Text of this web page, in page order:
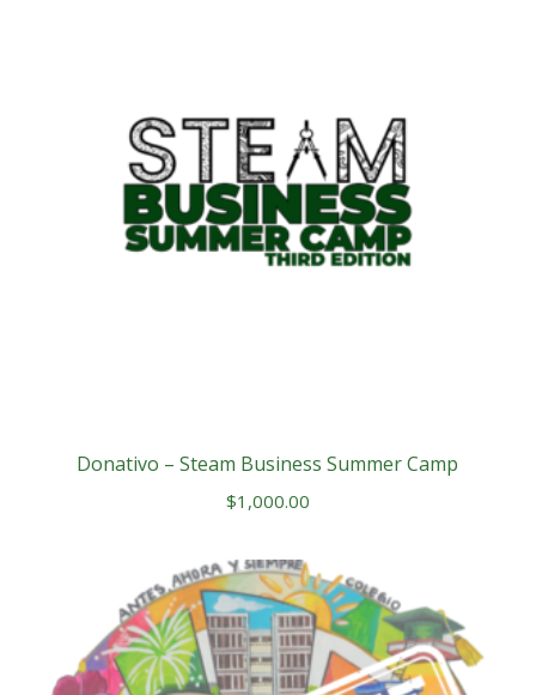
Donativo – Steam Business Summer Camp
$1,000.00